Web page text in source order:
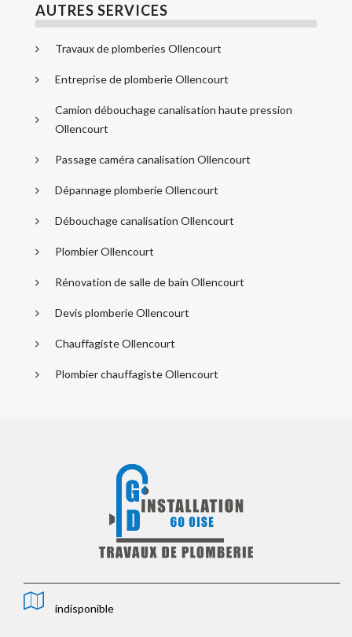
AUTRES SERVICES
Travaux de plomberies Ollencourt
Entreprise de plomberie Ollencourt
Camion débouchage canalisation haute pression
Ollencourt
Passage caméra canalisation Ollencourt
Dépannage plomberie Ollencourt
Débouchage canalisation Ollencourt
Plombier Ollencourt
Rénovation de salle de bain Ollencourt
Devis plomberie Ollencourt
Chauffagiste Ollencourt
Plombier chauffagiste Ollencourt
indisponible